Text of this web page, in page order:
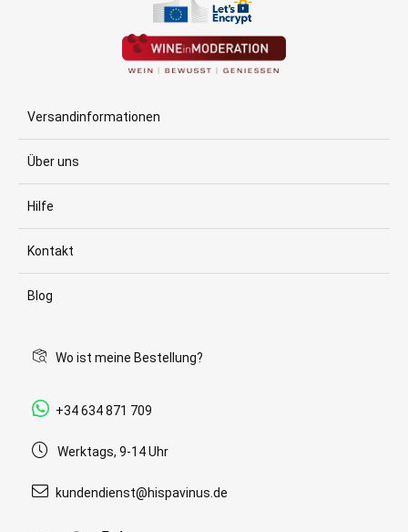
Versandinformationen
Über uns
Hilfe
Kontakt
Blog
Wo ist meine Bestellung?
+34 634 871 709
Werktags, 9-14 Uhr
kundendienst@hispavinus.de